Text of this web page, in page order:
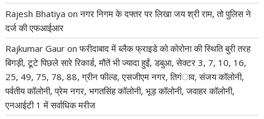
Rajesh Bhatiya onनगर निगम के दफ्तर पर लिखा जय श्री राम, तो पुलिस ने
दर्ज की एफआईआर
Rajkumar Gaur onफरीदाबाद में ब्लैक फ्राइडे को कोरोना की स्थिति बुरी तरह
बिगड़ी, टूटे पिछले सारे रिकार्ड, मौतें भी ज्यादा हुईं, डबुआ, सेक्टर 3, 7, 10, 16,
25, 49, 75, 78, 88, ग्रीन फील्ड, एसजीएम नगर, तिगंाव, संजय कॉलोनी,
पर्वतीय कॉलोनी, प्रेम नगर, भगतसिंह कॉलोनी, भूड़ कॉलोनी, जवाहर कॉलोनी,
एनआईटी 1 में सर्वाधिक मरीज